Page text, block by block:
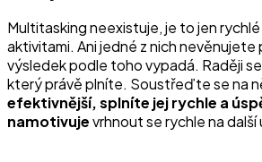
Multitasking neexistuje, je to jen
aktivitami. Ani jedné z nich nevěnujete
výsledek podle toho vypadá. Raději
který právě plníte. Soustřeďte se na
efektivnější, splníte jej rychle a
namotivujevrhnout se rychle na další